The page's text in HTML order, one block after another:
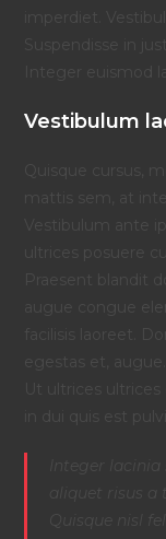
imperdiet.
Suspendisse in
Integer euismod
Vestibulum
Quisque cursus,
mattis sem, at
Vestibulum ante
ultrices posuere
Praesent blandit
augue congue
facilisis laoreet.
egestas et,
Ut ultrices
in dui quis est
Integer
aliquet risus
Quisque nisl